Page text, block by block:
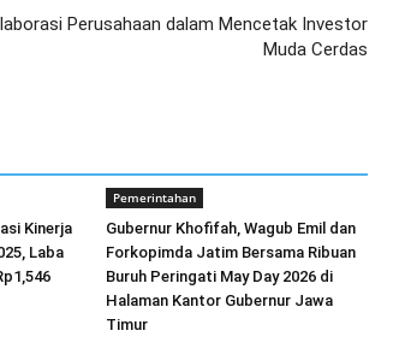
Perusahaan dalam Mencetak Investor
Muda Cerdas
Kinerja
Laba
Pemerintahan
Gubernur Khofifah, Wagub Emil dan
Forkopimda Jatim Bersama Ribuan
Buruh Peringati May Day 2026 di
Halaman Kantor Gubernur Jawa
Timur